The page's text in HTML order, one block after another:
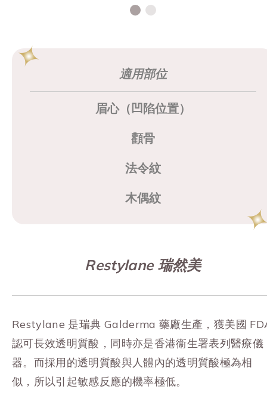
適用部位
眉心（凹陷位置）
顴骨
法令紋
木偶紋
Restylane 瑞然美
Restylane 是瑞典 Galderma 藥廠生產，獲美國
認可長效透明質酸，同時亦是香港衞生署表列醫療儀
器。而採用的透明質酸與人體內的透明質酸極為相
似，所以引起敏感反應的機率極低。